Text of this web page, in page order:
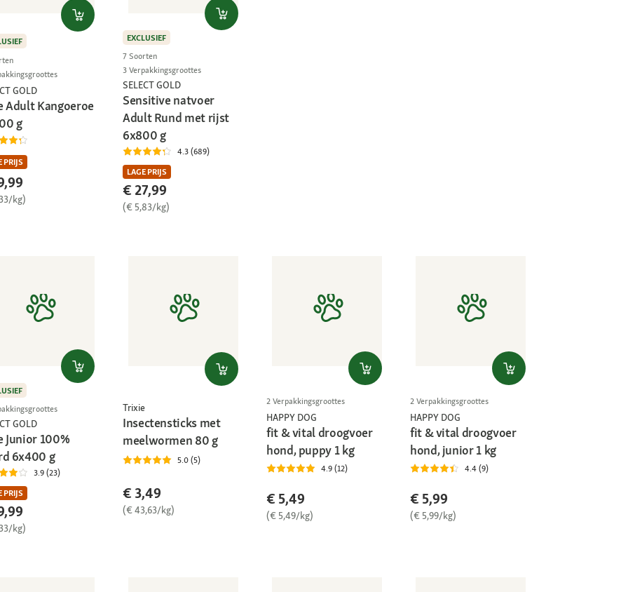
GOLD
Adult Kangoeroe
g
PRIJS
kg)
EXCLUSIEF
7 Soorten
3 Verpakkingsgroottes
SELECT GOLD
Sensitive natvoer
Adult Rund met rijst
6x800 g
4.3 (689)
LAGE PRIJS
€ 27,99
(€ 5,83/kg)
GOLD
Junior 100%
6x400 g
3.9 (23)
PRIJS
kg)
Trixie
Insectensticks met
meelwormen 80 g
5.0 (5)
€ 3,49
(€ 43,63/kg)
2 Verpakkingsgroottes
HAPPY DOG
fit & vital droogvoer
hond, puppy 1 kg
4.9 (12)
€ 5,49
(€ 5,49/kg)
2 Verpakkingsgroottes
HAPPY DOG
fit & vital droogvoer
hond, junior 1 kg
4.4 (9)
€ 5,99
(€ 5,99/kg)